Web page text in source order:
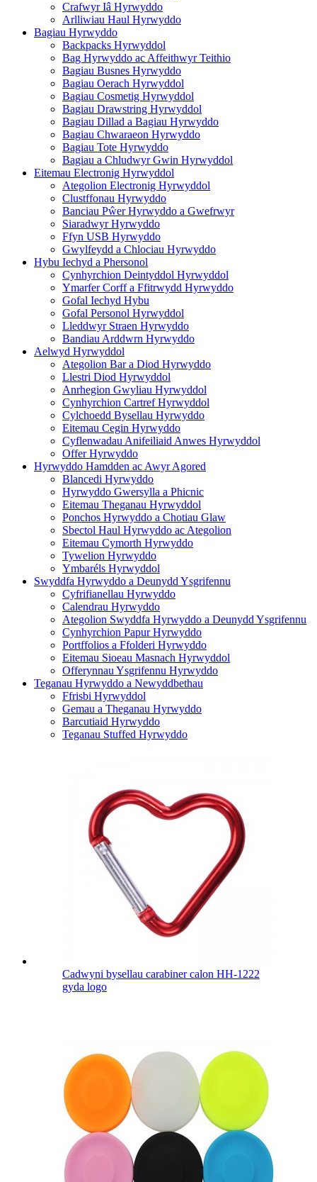
Crafwyr Iâ Hyrwyddo
Arlliwiau Haul Hyrwyddo
Bagiau Hyrwyddo
Backpacks Hyrwyddol
Bag Hyrwyddo ac Affeithwyr Teithio
Bagiau Busnes Hyrwyddo
Bagiau Oerach Hyrwyddol
Bagiau Cosmetig Hyrwyddol
Bagiau Drawstring Hyrwyddol
Bagiau Dillad a Bagiau Hyrwyddo
Bagiau Chwaraeon Hyrwyddo
Bagiau Tote Hyrwyddo
Bagiau a Chludwyr Gwin Hyrwyddol
Eitemau Electronig Hyrwyddol
Ategolion Electronig Hyrwyddol
Clustffonau Hyrwyddo
Banciau Pŵer Hyrwyddo a Gwefrwyr
Siaradwyr Hyrwyddo
Ffyn USB Hyrwyddo
Gwylfeydd a Chlociau Hyrwyddo
Hybu Iechyd a Phersonol
Cynhyrchion Deintyddol Hyrwyddol
Ymarfer Corff a Ffitrwydd Hyrwyddo
Gofal Iechyd Hybu
Gofal Personol Hyrwyddol
Lleddwyr Straen Hyrwyddo
Bandiau Arddwrn Hyrwyddo
Aelwyd Hyrwyddol
Ategolion Bar a Diod Hyrwyddo
Llestri Diod Hyrwyddol
Anrhegion Gwyliau Hyrwyddol
Cynhyrchion Cartref Hyrwyddol
Cylchoedd Bysellau Hyrwyddo
Eitemau Cegin Hyrwyddo
Cyflenwadau Anifeiliaid Anwes Hyrwyddol
Offer Hyrwyddo
Hyrwyddo Hamdden ac Awyr Agored
Blancedi Hyrwyddo
Hyrwyddo Gwersylla a Phicnic
Eitemau Theganau Hyrwyddol
Ponchos Hyrwyddo a Chotiau Glaw
Sbectol Haul Hyrwyddo ac Ategolion
Eitemau Cymorth Hyrwyddo
Tywelion Hyrwyddo
Ymbaréls Hyrwyddol
Swyddfa Hyrwyddo a Deunydd Ysgrifennu
Cyfrifianellau Hyrwyddo
Calendrau Hyrwyddo
Ategolion Swyddfa Hyrwyddo a Deunydd Ysgrifennu
Cynhyrchion Papur Hyrwyddo
Portffolios a Ffolderi Hyrwyddo
Eitemau Sioeau Masnach Hyrwyddol
Offerynnau Ysgrifennu Hyrwyddo
Teganau Hyrwyddo a Newyddbethau
Ffrisbi Hyrwyddol
Gemau a Theganau Hyrwyddo
Barcutiaid Hyrwyddo
Teganau Stuffed Hyrwyddo
Cadwyni bysellau carabiner calon HH-1222
gyda logo